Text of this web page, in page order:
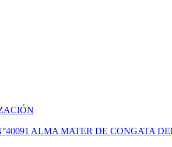
ALMA MATER DE CONGATA